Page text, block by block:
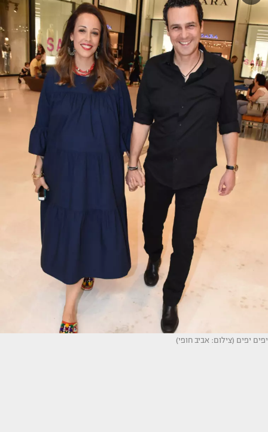
יפים יפים (צילום: אביב חופי)